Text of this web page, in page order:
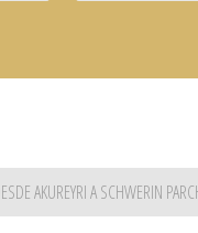
AKUREYRI A SCHWERIN